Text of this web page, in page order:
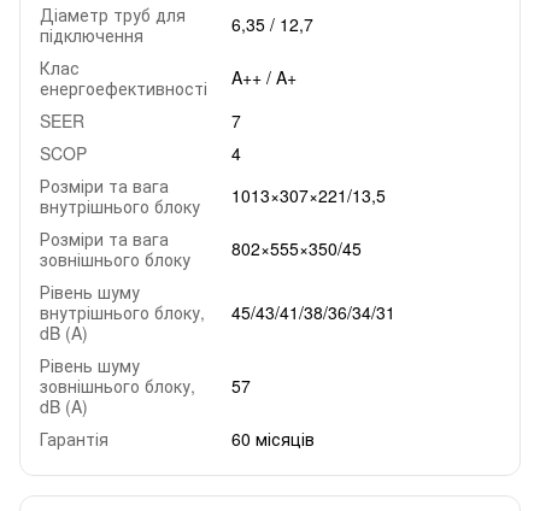
Діаметр труб для
підключення
6,35 / 12,7
Клас
енергоефективності
A++ / A+
SEER
7
SCOP
4
Розміри та вага
внутрішнього блоку
1013×307×221/13,5
Розміри та вага
зовнішнього блоку
802×555×350/45
Рівень шуму
внутрішнього блоку,
dB (A)
45/43/41/38/36/34/31
Рівень шуму
зовнішнього блоку,
dB (A)
57
Гарантія 60 місяців